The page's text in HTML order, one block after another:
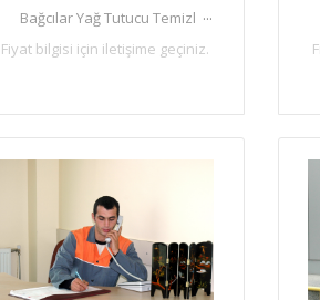
Bağcılar Yağ Tutucu Temizl ...
Fiyat bilgisi için iletişime geçiniz.